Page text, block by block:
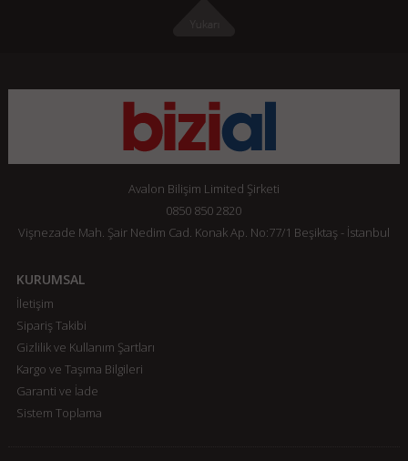
Avalon Bilişim Limited Şirketi
0850 850 2820
Vişnezade Mah. Şair Nedim Cad. Konak Ap. No:77/1 Beşiktaş - İstanbul
KURUMSAL
İletişim
Sipariş Takibi
Gizlilik ve Kullanım Şartları
Kargo ve Taşıma Bilgileri
Garanti ve İade
Sistem Toplama